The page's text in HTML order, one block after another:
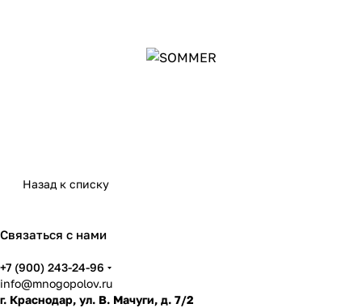
Назад к списку
Связаться с нами
+7 (900) 243-24-96
info@mnogopolov.ru
г. Краснодар, ул. В. Мачуги, д. 7/2